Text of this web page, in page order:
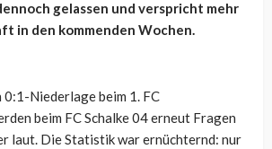
gelassen und verspricht mehr
in den kommenden Wochen.
0:1-Niederlage beim 1. FC
beim FC Schalke 04 erneut Fragen
laut. Die Statistik war ernüchternd: nur